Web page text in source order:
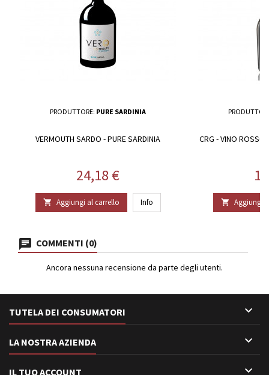
PRODUTTORE: PURE SARDINIA
VERMOUTH SARDO - PURE SARDINIA
Prezzo
24,18 €
 Aggiungi al carrello Info
CRG - VINO
 Aggiungi
COMMENTI (0)
Ancora nessuna recensione da parte degli utenti.
TUTELA DEI CONSUMATORI 
LA NOSTRA AZIENDA 
IL TUO ACCOUNT 